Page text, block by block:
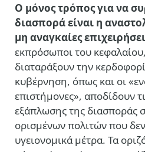
Ο μόνος τρόπος για να
διασπορά είναι η
μη αναγκαίες
εκπρόσωποι του
διαταράξουν την
κυβέρνηση, όπως και οι
επιστήμονες», αποδίδουν
εξάπλωσης της διασποράς
ορισμένων πολιτών που
υγειονομικά μέτρα. Τα